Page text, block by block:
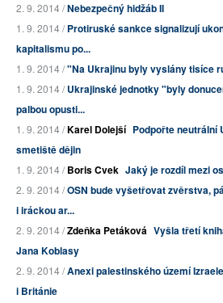
2. 9. 2014 /Nebezpečný hidžáb II
1. 9. 2014 /Protiruské sankce signalizují
kapitalismu po...
1. 9. 2014 /"Na Ukrajinu byly vyslány tisíce
1. 9. 2014 /Ukrajinské jednotky "byly
palbou opusti...
1. 9. 2014 /Karel Dolejší Podpořte neutrální
smetiště dějin
1. 9. 2014 /Boris Cvek Jaký je rozdíl mezi
2. 9. 2014 /OSN bude vyšetřovat zvěrstva,
i iráckou ar...
2. 9. 2014 /Zdeňka Petáková Vyšla třetí
Jana Koblasy
2. 9. 2014 /Anexi palestinského území
i Británie